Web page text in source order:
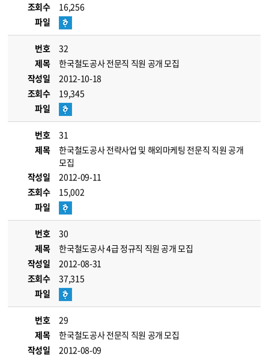
조회수
16,256
파일
번호
32
제목
한국철도공사 전문직 직원 공개 모집
작성일
2012-10-18
조회수
19,345
파일
번호
31
제목
한국철도공사 전략사업 및 해외마케팅 전문직 직원 공개
모집
작성일
2012-09-11
조회수
15,002
파일
번호
30
제목
한국철도공사 4급 정규직 직원 공개 모집
작성일
2012-08-31
조회수
37,315
파일
번호
29
제목
한국철도공사 전문직 직원 공개 모집
작성일
2012-08-09